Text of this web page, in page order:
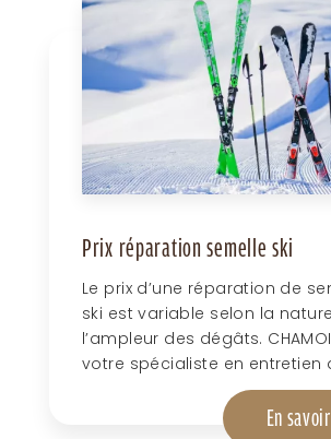
Prix réparation semelle ski
Le prix d’une réparation de
ski est variable selon la
l’ampleur des dégâts.
votre spécialiste en entretien
En